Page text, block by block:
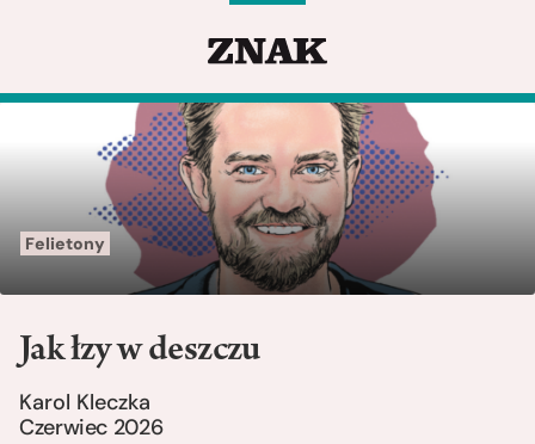
Felietony
Jak łzy w deszczu
Karol Kleczka
Czerwiec 2026